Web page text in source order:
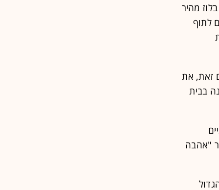
מהיר
לתוף
זאת, את
בבית
"אהבה